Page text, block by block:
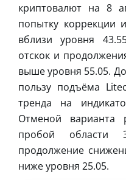
криптовалют на 8
попытку коррекции
вблизи уровня
отскок и
выше уровня 55.05.
пользу подъёма
тренда на
Отменой варианта
пробой области
продолжение
ниже уровня 25.05.